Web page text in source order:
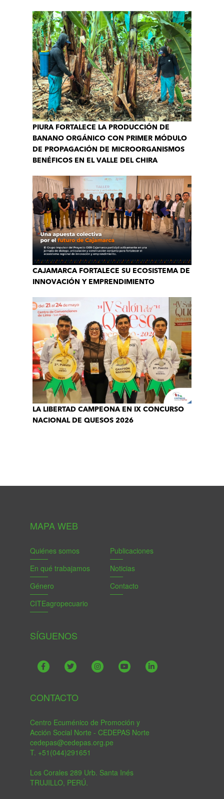
PIURA FORTALECE LA PRODUCCIÓN DE
BANANO ORGÁNICO CON PRIMER MÓDULO
DE PROPAGACIÓN DE MICROORGANISMOS
BENÉFICOS EN EL VALLE DEL CHIRA
CAJAMARCA FORTALECE SU ECOSISTEMA DE
INNOVACIÓN Y EMPRENDIMIENTO
LA LIBERTAD CAMPEONA EN IX CONCURSO
NACIONAL DE QUESOS 2026
MAPA WEB
Quiénes somos
En qué trabajamos
Género
CITEagropecuario
Publicaciones
Noticias
Contacto
SÍGUENOS
CONTACTO
Centro Ecuménico de Promoción y
Acción Social Norte - CEDEPAS Norte
cedepas@cedepas.org.pe
T. +51(044)291651
Los Corales 289 Urb. Santa Inés
TRUJILLO, PERÚ.